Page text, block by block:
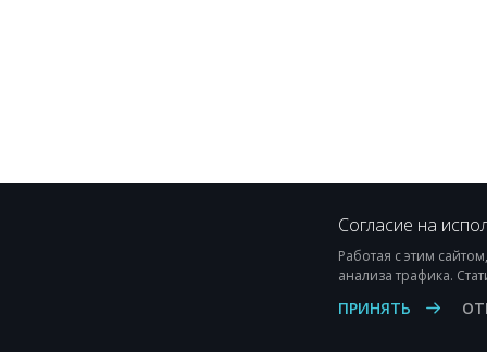
Согласие на
Работая с этим
анализа трафика.
ПРИНЯТЬ